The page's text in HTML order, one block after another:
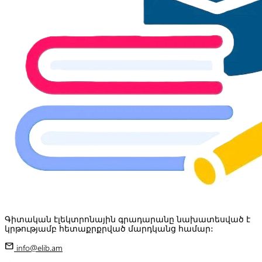
Գիտական էլեկտրոնային գրադարանը նախատեսված է
կրթությամբ հետաքրքրված մարդկանց համար:
mail info@elib.am